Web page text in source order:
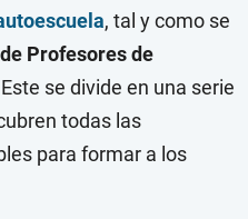
, tal y como se
Profesores de
se divide en una serie
todas las
para formar a los